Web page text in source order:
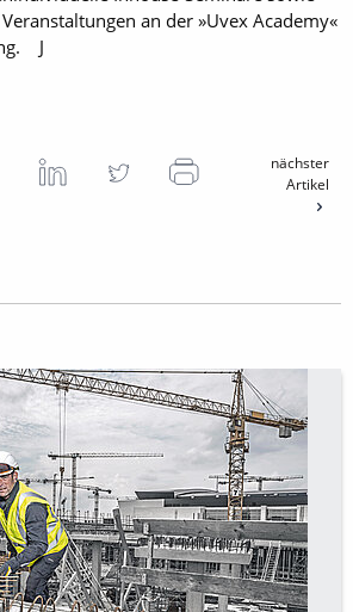
an der »Uvex Academy«
J
nächster
Artikel